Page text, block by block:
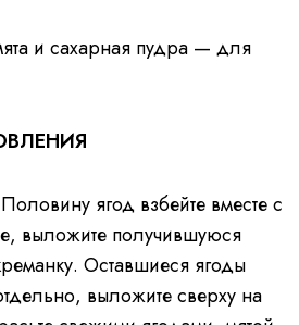
и сахарная пудра — для
ягод взбейте вместе с
выложите получившуюся
Оставшиеся ягоды
выложите сверху на